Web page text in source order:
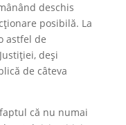
deschis
posibilă. La
astfel de
deși
de câteva
că nu numai